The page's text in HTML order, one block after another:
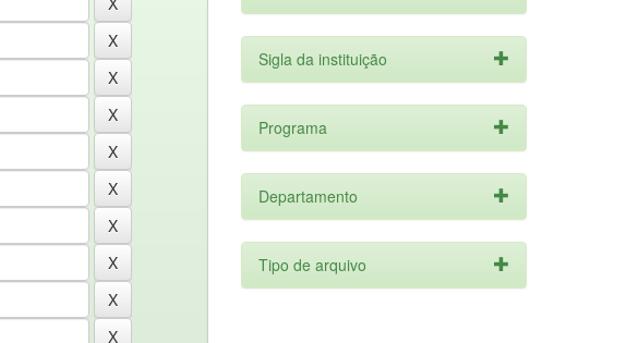
Sigla da instituição
Programa
Departamento
Tipo de arquivo